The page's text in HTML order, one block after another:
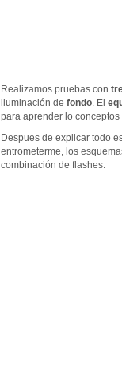
Realizamos pruebas con
iluminación de fondo. El
para aprender lo
Despues de explicar todo
entrometerme, los
combinación de flashes.